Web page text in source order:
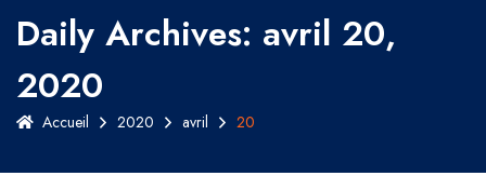
Daily Archives: avril 20,
2020
Accueil 2020 avril 20